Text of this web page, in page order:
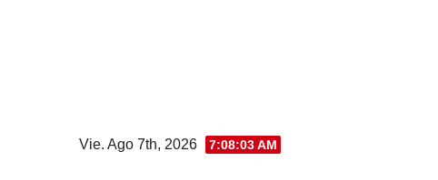
Vie. Ago 7th, 2026 7:08:05 AM